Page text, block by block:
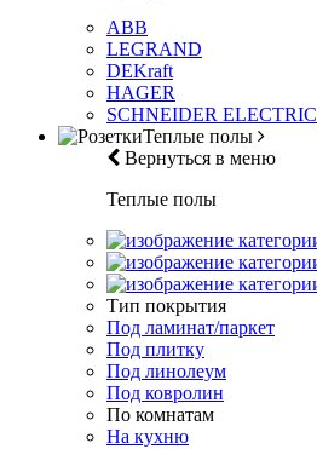
ABB
LEGRAND
DEKraft
HAGER
SCHNEIDER ELECTRIC
Теплые полы
Вернуться в меню
Теплые полы
Тип покрытия
Под ламинат/паркет
Под плитку
Под линолеум
Под ковролин
По комнатам
На кухню